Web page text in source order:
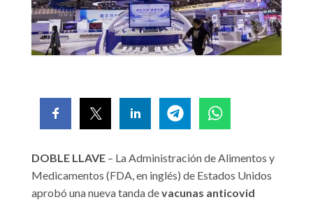
DOBLE LLAVE – La Administración de Alimentos y
Medicamentos (FDA, en inglés) de Estados Unidos
aprobó una nueva tanda devacunas anticovid